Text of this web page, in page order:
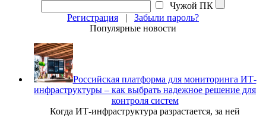
Чужой ПК
Регистрация | Забыли пароль?
Популярные новости
Российская платформа для мониторинга ИТ-
инфраструктуры – как выбрать надежное решение для
контроля систем
Когда ИТ-инфраструктура разрастается, за ней